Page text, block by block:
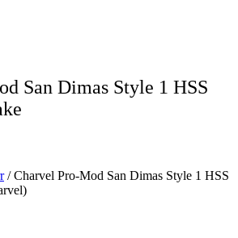
San Dimas Style 1 HSS
/ Charvel Pro-Mod San Dimas Style 1 HSS